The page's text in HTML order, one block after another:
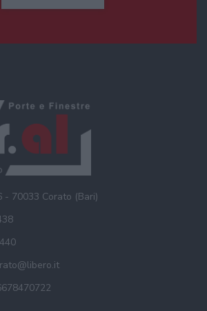
- 70033 Corato (Bari)